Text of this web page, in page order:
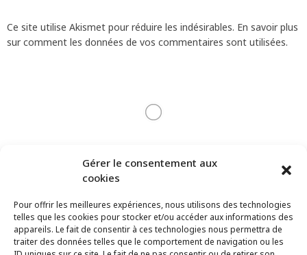
Gérer le consentement aux
cookies
Pour offrir les meilleures expériences, nous utilisons des technologies
telles que les cookies pour stocker et/ou accéder aux informations des
appareils. Le fait de consentir à ces technologies nous permettra de
traiter des données telles que le comportement de navigation ou les
Ce site utilise Akismet pour réduire les indésirables. En savoir plus
sur comment les données de vos commentaires sont utilisées.